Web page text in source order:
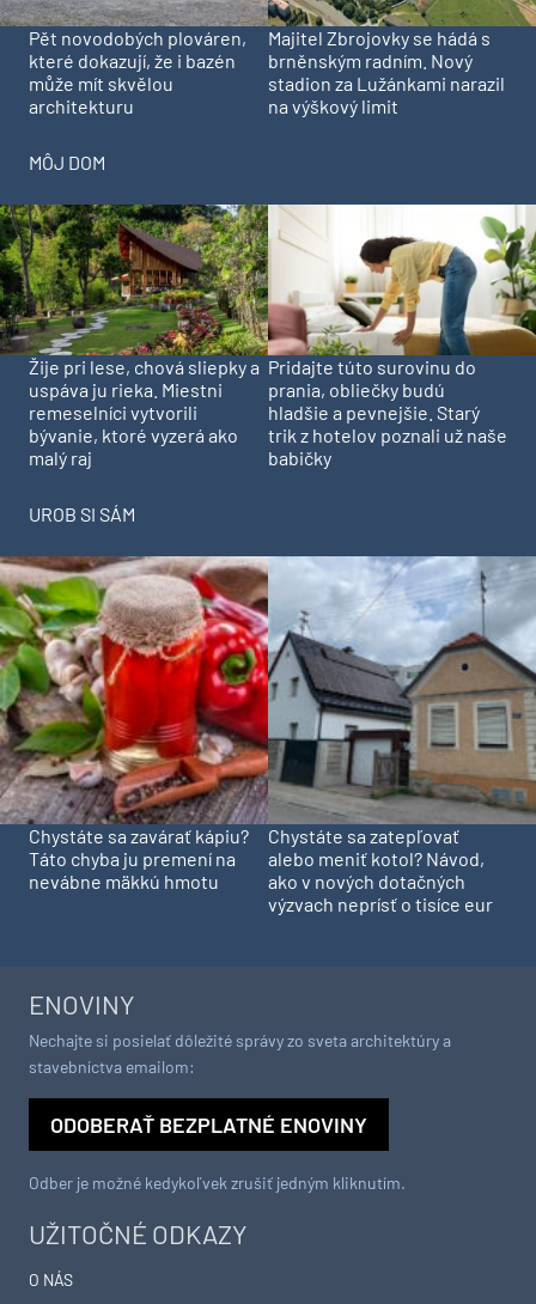
Pět novodobých plováren,
které dokazují, že i bazén
může mít skvělou
architekturu
Majitel Zbrojovky se hádá s
brněnským radním. Nový
stadion za Lužánkami narazil
na výškový limit
MÔJ DOM
Žije pri lese, chová sliepky a
uspáva ju rieka. Miestni
remeselníci vytvorili
bývanie, ktoré vyzerá ako
malý raj
Pridajte túto surovinu do
prania, obliečky budú
hladšie a pevnejšie. Starý
trik z hotelov poznali už naše
babičky
UROB SI SÁM
Chystáte sa zavárať kápiu?
Táto chyba ju premení na
nevábne mäkkú hmotu
Chystáte sa zatepľovať
alebo meniť kotol? Návod,
ako v nových dotačných
výzvach neprísť o tisíce eur
UŽITOČNÉ ODKAZY
O NÁS
ENOVINY
Nechajte si posielať dôležité správy zo sveta architektúry a
stavebníctva emailom:
ODOBERAŤ BEZPLATNÉ ENOVINY
Odber je možné kedykoľvek zrušiť jedným kliknutím.